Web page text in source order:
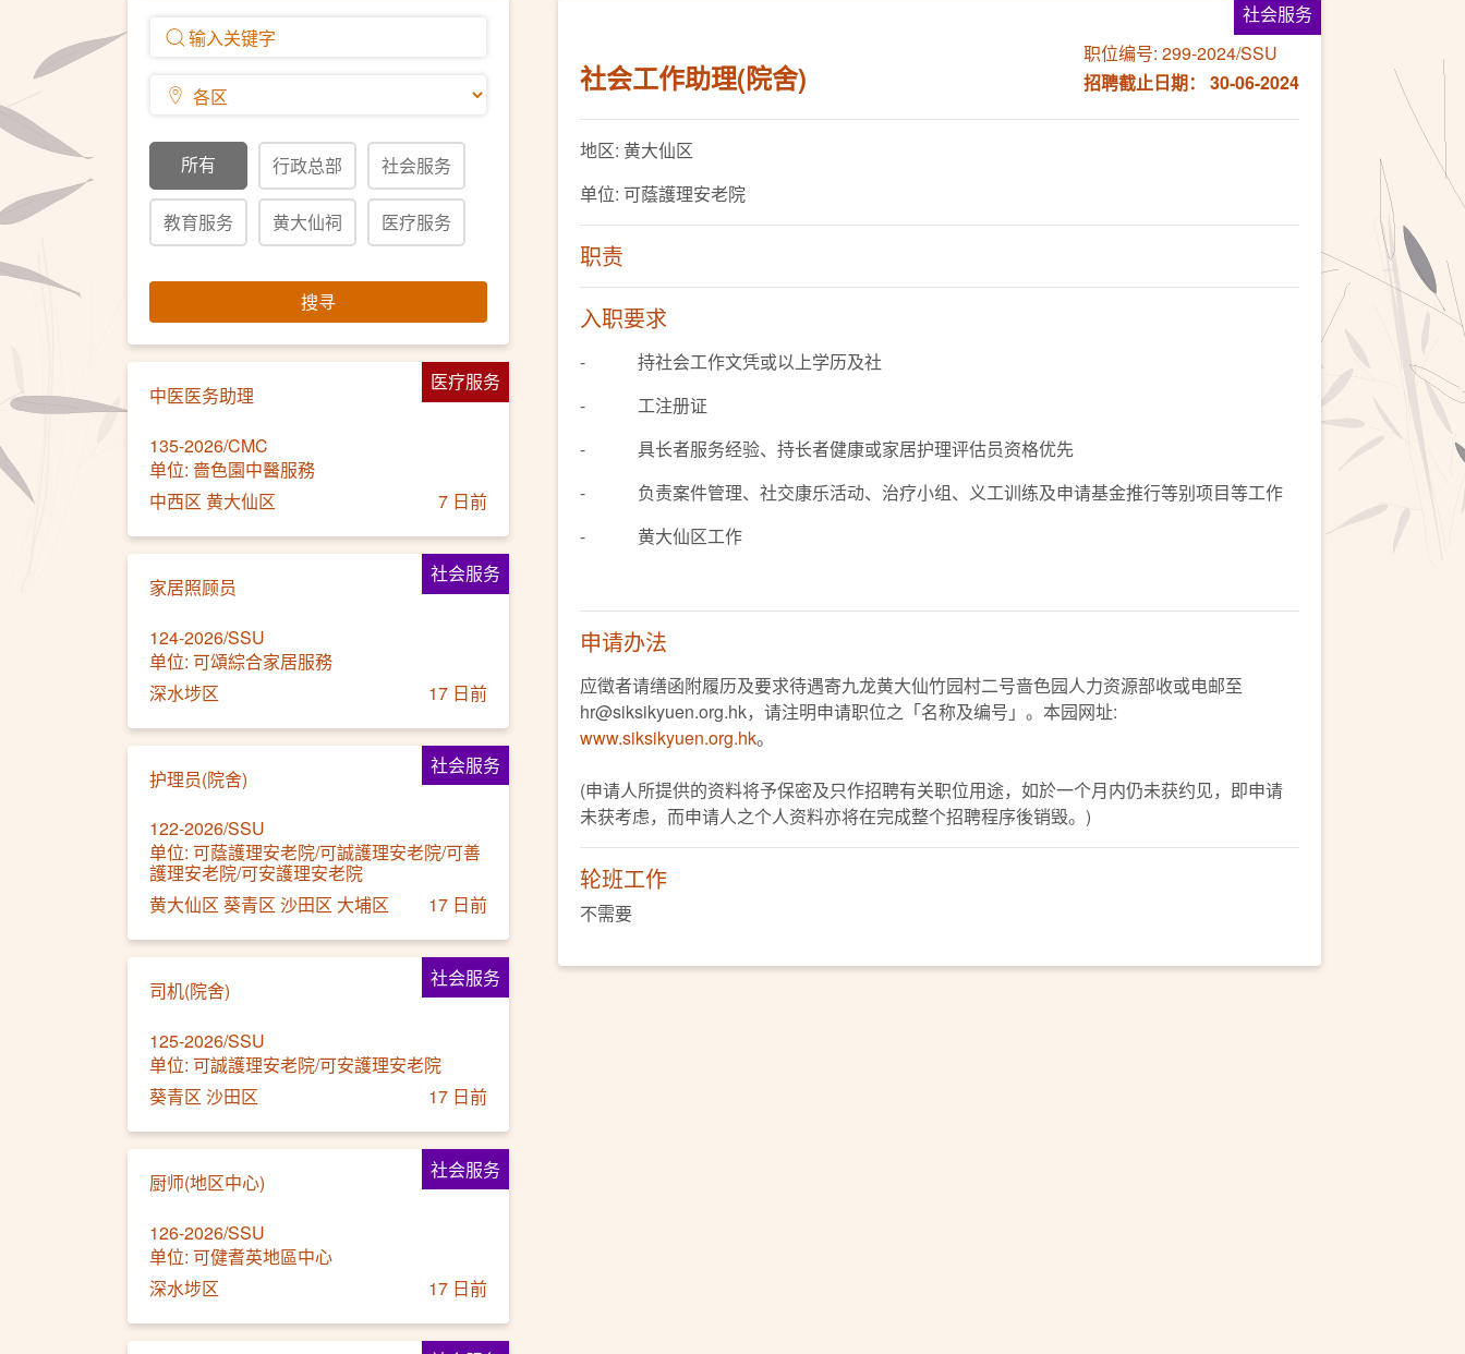
所有 行政总部 社会服务
教育服务 黄大仙祠 医疗服务
搜寻
医疗服务
中医医务助理
135-2026/CMC
单位: 嗇色園中醫服務
中西区 黄大仙区
7 日前
社会服务
家居照顾员
124-2026/SSU
单位: 可頌綜合家居服務
深水埗区
17 日前
社会服务
护理员(院舍)
122-2026/SSU
单位: 可蔭護理安老院/可誠護理安老院/可善
護理安老院/可安護理安老院
黄大仙区 葵青区 沙田区 大埔区
17 日前
社会服务
司机(院舍)
125-2026/SSU
单位: 可誠護理安老院/可安護理安老院
葵青区 沙田区
17 日前
社会服务
厨师(地区中心)
126-2026/SSU
单位: 可健耆英地區中心
深水埗区
17 日前
社会服务
社会工作助理(院舍)
职位编号: 299-2024/SSU
招聘截止日期： 30-06-2024
地区: 黄大仙区
单位: 可蔭護理安老院
职责
入职要求
- 持社会工作文凭或以上学历及社
- 工注册证
- 具长者服务经验、持长者健康或家居护理评估员资格优先
- 负责案件管理、社交康乐活动、治疗小组、义工训练及申请基金推行等别项目等工作
- 黄大仙区工作
申请办法
应徵者请缮函附履历及要求待遇寄九龙黄大仙竹园村二号啬色园人力资源部收或电邮至
hr@siksikyuen.org.hk，请注明申请职位之「名称及编号」。本园网址:
www.siksikyuen.org.hk。
(申请人所提供的资料将予保密及只作招聘有关职位用途，如於一个月内仍未获约见，即申请
未获考虑，而申请人之个人资料亦将在完成整个招聘程序後销毁。)
轮班工作
不需要